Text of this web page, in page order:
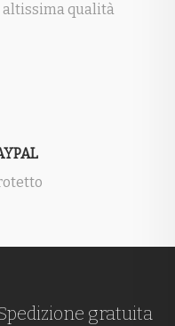
qualità
gratuita